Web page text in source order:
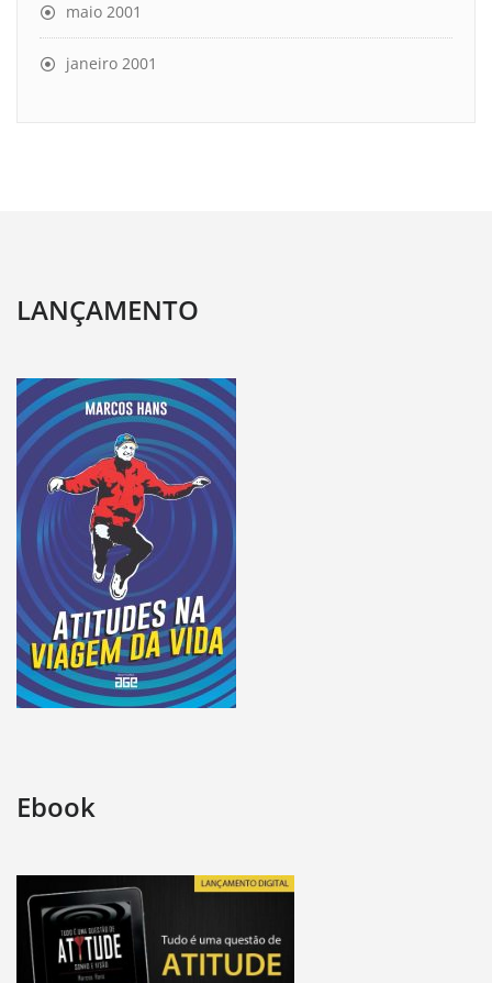
maio 2001
janeiro 2001
LANÇAMENTO
Ebook